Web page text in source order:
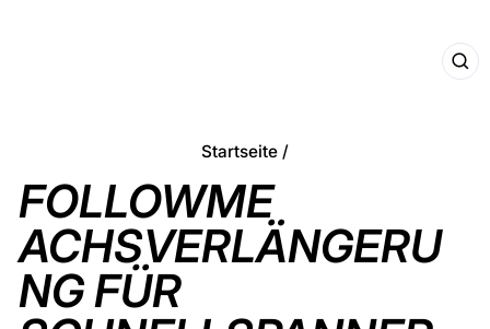
Startseite /
FOLLOWME
ACHSVERLÄNGERU
NG FÜR